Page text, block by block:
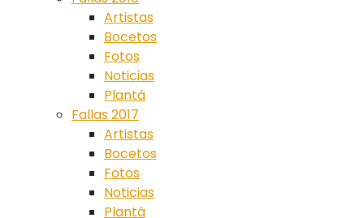
Artistas
Bocetos
Fotos
Noticias
Plantá
Fallas 2017
Artistas
Bocetos
Fotos
Noticias
Plantà